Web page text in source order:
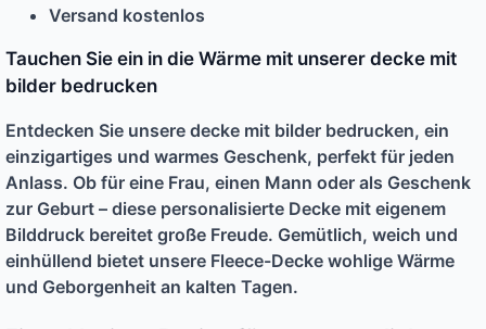
Versand kostenlos
Tauchen Sie ein in die Wärme mit unserer decke mit
bilder bedrucken
Entdecken Sie unsere decke mit bilder bedrucken, ein
einzigartiges und warmes Geschenk, perfekt für jeden
Anlass. Ob für eine Frau, einen Mann oder als Geschenk
zur Geburt – diese personalisierte Decke mit eigenem
Bilddruck bereitet große Freude. Gemütlich, weich und
einhüllend bietet unsere Fleece-Decke wohlige Wärme
und Geborgenheit an kalten Tagen.